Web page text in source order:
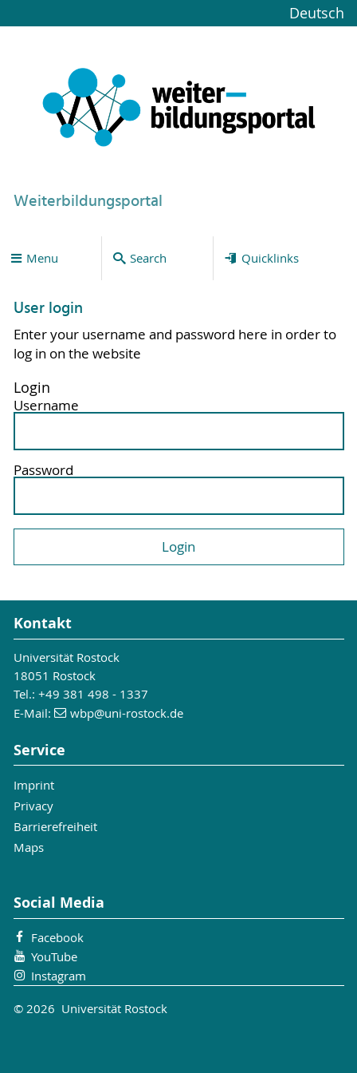
Deutsch
Weiterbildungsportal
Menu Search Quicklinks
User login
Enter your username and password here in order to
log in on the website
Login
Username
Password
Kontakt
Universität Rostock
18051 Rostock
Tel.: +49 381 498 - 1337
E-Mail:
wbp@uni-rostock.de
Service
Imprint
Privacy
Barrierefreiheit
Maps
Social Media
Facebook
YouTube
Instagram
© 2026 Universität Rostock